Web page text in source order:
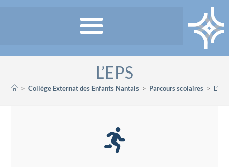
L’EPS
> Collège Externat des Enfants Nantais > Parcours scolaires > L’EPS